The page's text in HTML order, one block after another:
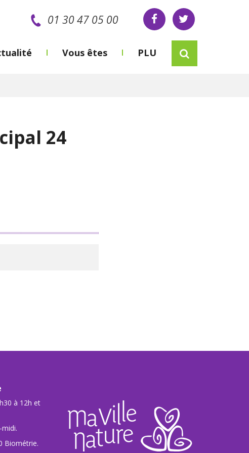
01 30 47 05 00
Vous êtes PLU
24
à 12h et
Biométrie.